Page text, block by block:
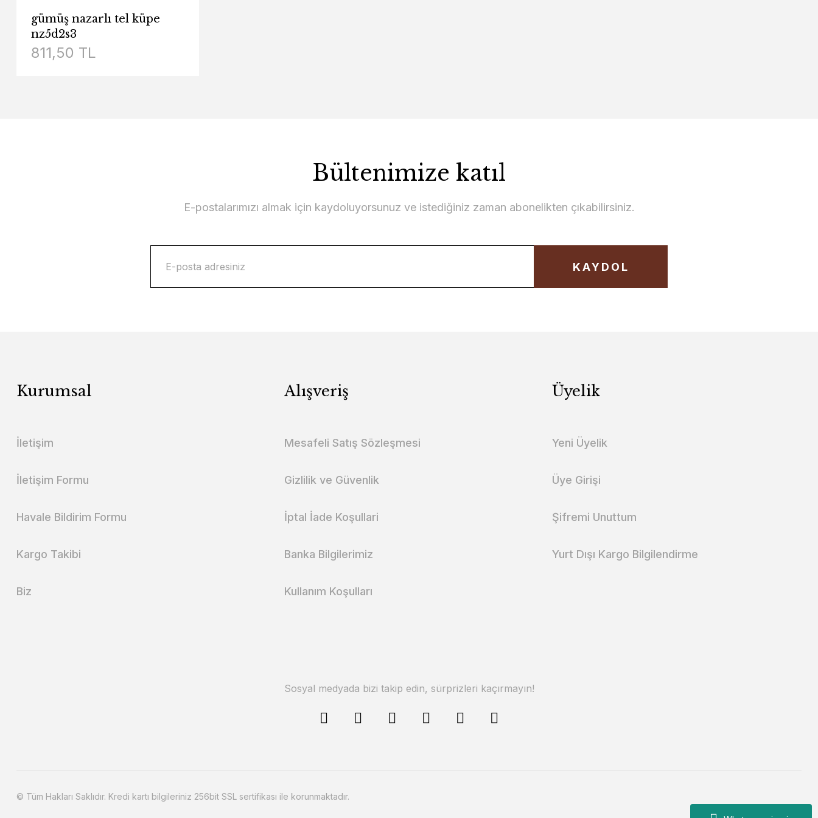
gümüş nazarlı tel küpe
nz5d2s3
811,50 TL
Bültenimize katıl
E-postalarımızı almak için kaydoluyorsunuz ve istediğiniz zaman abonelikten çıkabilirsiniz.
KAYDOL
Kurumsal
İletişim
İletişim Formu
Havale Bildirim Formu
Kargo Takibi
Biz
Alışveriş
Mesafeli Satış Sözleşmesi
Gizlilik ve Güvenlik
İptal İade Koşullari
Banka Bilgilerimiz
Kullanım Koşulları
Üyelik
Yeni Üyelik
Üye Girişi
Şifremi Unuttum
Yurt Dışı Kargo Bilgilendirme
Sosyal medyada bizi takip edin, sürprizleri kaçırmayın!
© Tüm Hakları Saklıdır. Kredi kartı bilgileriniz 256bit SSL sertifikası ile korunmaktadır.